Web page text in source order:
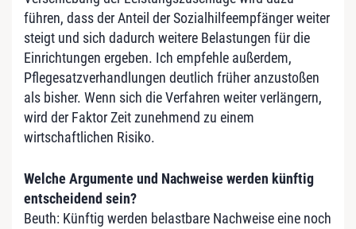
führen, dass der Anteil der Sozialhilfeempfänger weiter
steigt und sich dadurch weitere Belastungen für die
Einrichtungen ergeben. Ich empfehle außerdem,
Pflegesatzverhandlungen deutlich früher anzustoßen
als bisher. Wenn sich die Verfahren weiter verlängern,
wird der Faktor Zeit zunehmend zu einem
wirtschaftlichen Risiko.
Welche Argumente und Nachweise werden künftig
entscheidend sein?
Beuth: Künftig werden belastbare Nachweise eine noch